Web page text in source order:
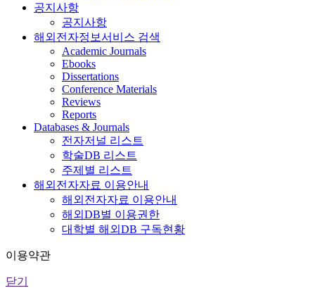
공지사항
공지사항
해외전자정보서비스 검색
Academic Journals
Ebooks
Dissertations
Conference Materials
Reviews
Reports
Databases & Journals
전자저널 리스트
학술DB 리스트
주제별 리스트
해외전자자료 이용안내
해외전자자료 이용안내
해외DB별 이용권한
대학별 해외DB 구독현황
이용약관
닫기